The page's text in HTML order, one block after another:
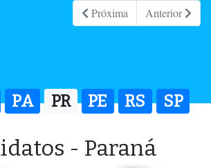
Próxima Anterior
PA PR PE RS SP
- Paraná